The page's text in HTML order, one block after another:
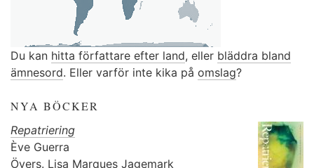
Du kan hitta författare efter land, eller bläddra bland
ämnesord. Eller varför inte kika på omslag?
NYA BÖCKER
Repatriering
Ève Guerra
Övers. Lisa Marques Jagemark